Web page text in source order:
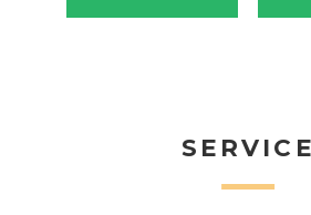
SERVICE